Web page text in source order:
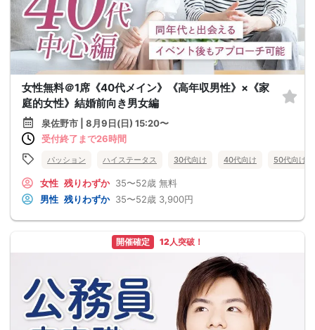
女性無料＠1席《40代メイン》《高年収男性》×《家
庭的女性》結婚前向き男女編
泉佐野市 | 8月9日(日) 15:20〜
受付終了まで26時間
パッション ハイステータス 30代向け 40代向け 50代向け
女性 残りわずか 35〜52歳 無料
男性 残りわずか 35〜52歳 3,900円
開催確定 12人突破！